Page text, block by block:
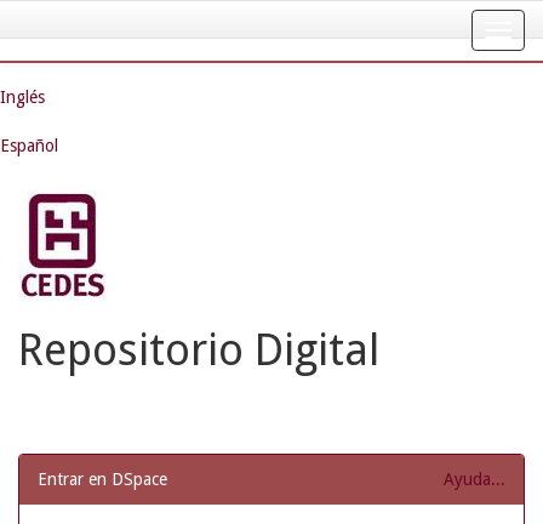
navigation
Inglés
Español
Repositorio Digital
Entrar en DSpace Ayuda...